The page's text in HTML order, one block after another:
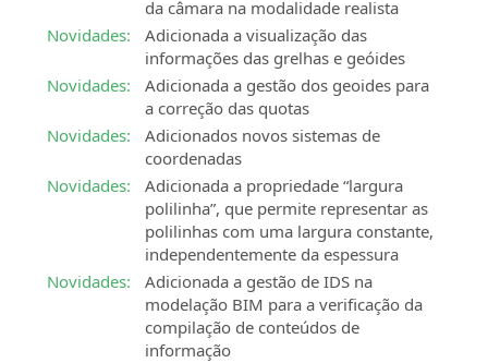
da câmara na modalidade realista
Novidades:
Adicionada a visualização das
informações das grelhas e geóides
Novidades:
Adicionada a gestão dos geoides para
a correção das quotas
Novidades:
Adicionados novos sistemas de
coordenadas
Novidades:
Adicionada a propriedade “largura
polilinha”, que permite representar as
polilinhas com uma largura constante,
independentemente da espessura
Novidades:
Adicionada a gestão de IDS na
modelação BIM para a verificação da
compilação de conteúdos de
informação